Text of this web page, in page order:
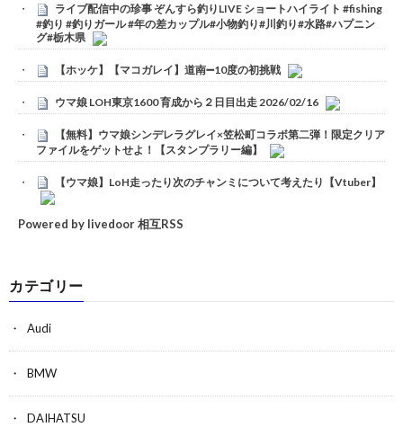
ライブ配信中の珍事 ぞんすら釣りLIVE ショートハイライト #fishing
#釣り #釣りガール #年の差カップル#小物釣り#川釣り#水路#ハプニン
グ#栃木県
【ホッケ】【マコガレイ】道南➖10度の初挑戦
ウマ娘 LOH東京1600 育成から２日目出走 2026/02/16
【無料】ウマ娘シンデレラグレイ×笠松町コラボ第二弾！限定クリア
ファイルをゲットせよ！【スタンプラリー編】
【ウマ娘】LoH走ったり次のチャンミについて考えたり【Vtuber】
Powered by livedoor 相互RSS
カテゴリー
Audi
BMW
DAIHATSU